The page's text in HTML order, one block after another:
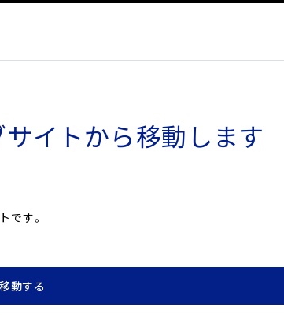
サイトから移動します
です。
移動する